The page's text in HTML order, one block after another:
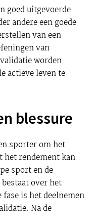
goed uitgevoerde
andere een goede
van een
van
worden
actieve leven te
blessure
sporter om het
het rendement kan
sport en de
over het
is het deelnemen
Na de